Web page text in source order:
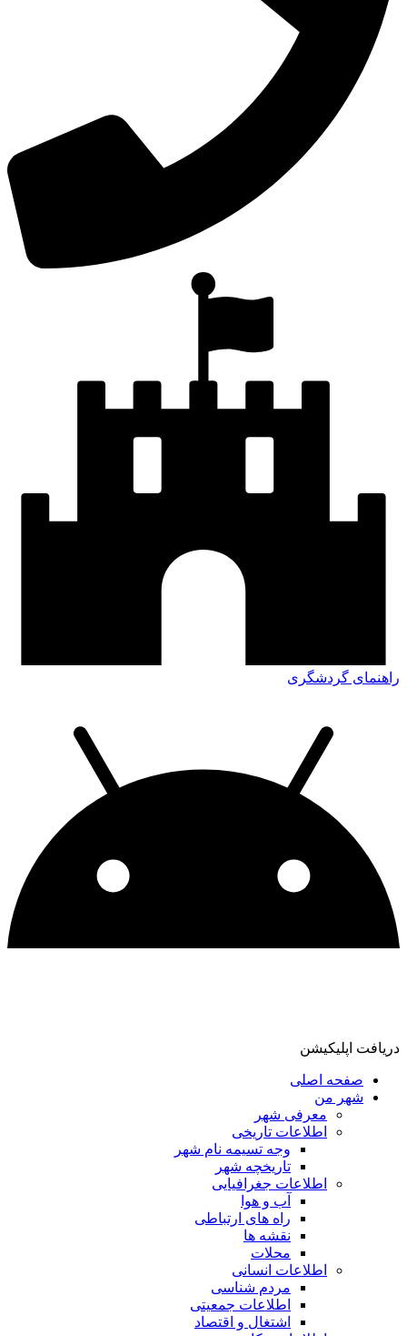
راهنمای گردشگری
دریافت اپلیکیشن
صفحه اصلی
شهر من
معرفی شهر
اطلاعات تاریخی
وجه تسیمه نام شهر
تاریخچه شهر
اطلاعات جغرافیایی
آب و هوا
راه های ارتباطی
نقشه ها
محلات
اطلاعات انسانی
مردم شناسی
اطلاعات جمعیتی
اشتغال و اقتصاد